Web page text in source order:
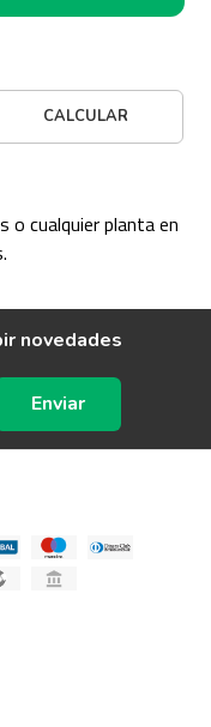
CALCULAR
o cualquier planta en
novedades
Enviar